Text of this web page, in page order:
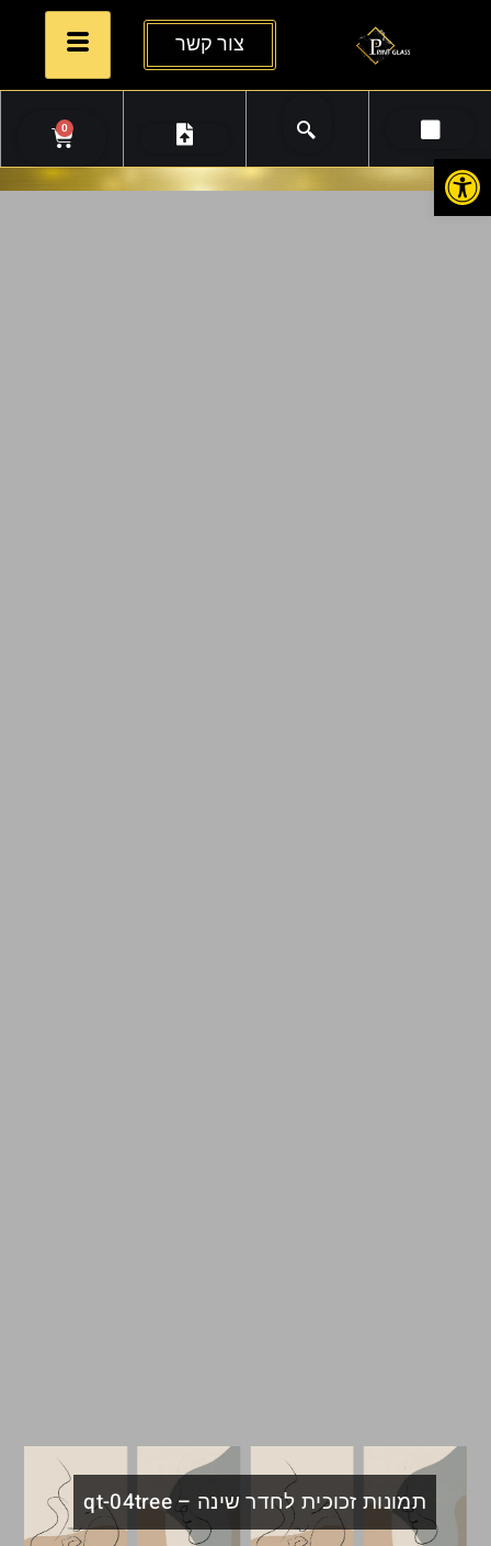
צור קשר
0
תמונות זכוכית לחדר שינה – qt-04tree
פתח סרגל נגישות